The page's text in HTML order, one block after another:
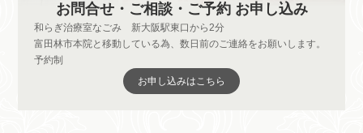
お問合せ・ご相談・ご予約 お申し込み
和らぎ治療室なごみ 新大阪駅東口から2分
富田林市本院と移動している為、数日前のご連絡をお願いします。
予約制
お申し込みはこちら